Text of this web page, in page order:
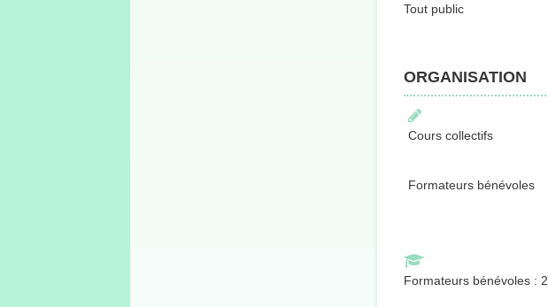
Tout public
ORGANISATION
Cours collectifs
Formateurs bénévoles
Formateurs bénévoles : 2